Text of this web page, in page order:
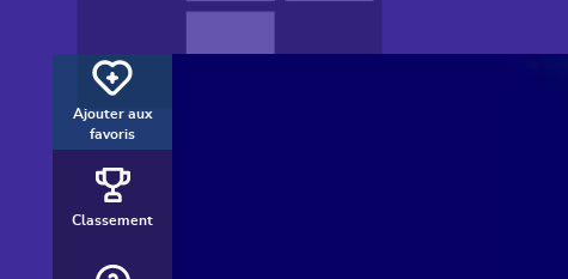
Ajouter aux
favoris
Classement